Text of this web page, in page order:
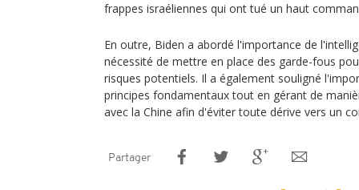
frappes israéliennes qui ont tué un haut
En outre, Biden a abordé l'importance de
nécessité de mettre en place des garde-fous
risques potentiels. Il a également souligné
principes fondamentaux tout en gérant de
avec la Chine afin d'éviter toute dérive vers un
Partager